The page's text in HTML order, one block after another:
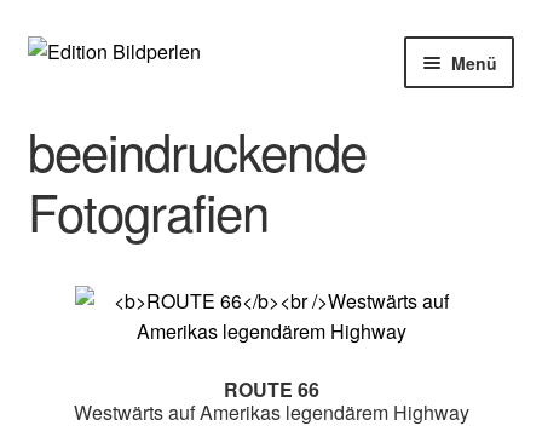
Zur
Zum
Menü
Veranstaltungen
beeindruckende
Fotografien
ROUTE 66
Westwärts auf Amerikas legendärem Highway